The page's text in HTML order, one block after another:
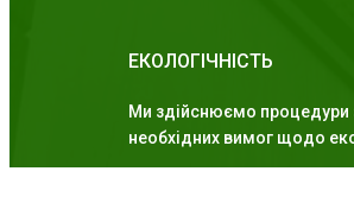
ЕКОЛОГІЧНІСТЬ
Ми здійснюємо процедури
необхідних вимог щодо